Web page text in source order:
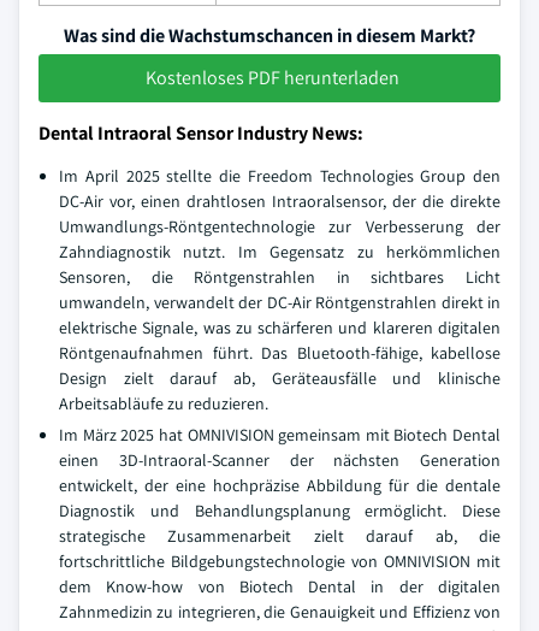
Was sind die Wachstumschancen in diesem Markt?
Kostenloses PDF herunterladen
Dental Intraoral Sensor Industry News:
Im April 2025 stellte die Freedom Technologies Group den
DC-Air vor, einen drahtlosen Intraoralsensor, der die direkte
Umwandlungs-Röntgentechnologie zur Verbesserung der
Zahndiagnostik nutzt. Im Gegensatz zu herkömmlichen
Sensoren, die Röntgenstrahlen in sichtbares Licht
umwandeln, verwandelt der DC-Air Röntgenstrahlen direkt in
elektrische Signale, was zu schärferen und klareren digitalen
Röntgenaufnahmen führt. Das Bluetooth-fähige, kabellose
Design zielt darauf ab, Geräteausfälle und klinische
Arbeitsabläufe zu reduzieren.
Im März 2025 hat OMNIVISION gemeinsam mit Biotech Dental
einen 3D-Intraoral-Scanner der nächsten Generation
entwickelt, der eine hochpräzise Abbildung für die dentale
Diagnostik und Behandlungsplanung ermöglicht. Diese
strategische Zusammenarbeit zielt darauf ab, die
fortschrittliche Bildgebungstechnologie von OMNIVISION mit
dem Know-how von Biotech Dental in der digitalen
Zahnmedizin zu integrieren, die Genauigkeit und Effizienz von